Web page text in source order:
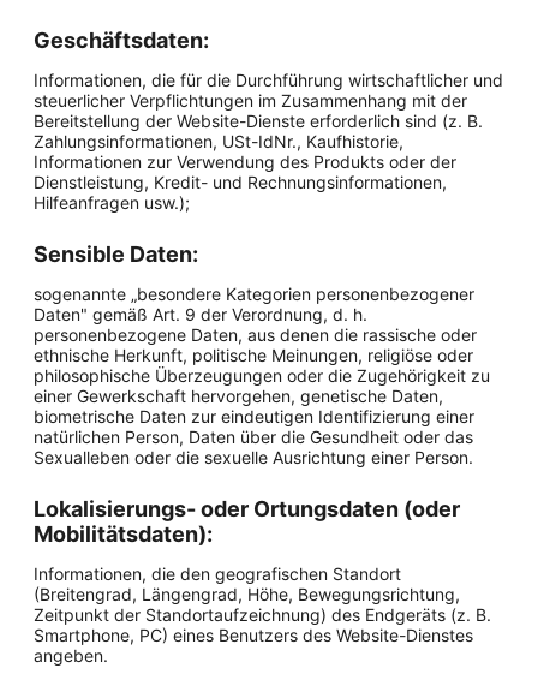
Geschäftsdaten:
Informationen, die für die Durchführung wirtschaftlicher und
steuerlicher Verpflichtungen im Zusammenhang mit der
Bereitstellung der Website-Dienste erforderlich sind (z. B.
Zahlungsinformationen, USt-IdNr., Kaufhistorie,
Informationen zur Verwendung des Produkts oder der
Dienstleistung, Kredit- und Rechnungsinformationen,
Hilfeanfragen usw.);
Sensible Daten:
sogenannte „besondere Kategorien personenbezogener
Daten" gemäß Art. 9 der Verordnung, d. h.
personenbezogene Daten, aus denen die rassische oder
ethnische Herkunft, politische Meinungen, religiöse oder
philosophische Überzeugungen oder die Zugehörigkeit zu
einer Gewerkschaft hervorgehen, genetische Daten,
biometrische Daten zur eindeutigen Identifizierung einer
natürlichen Person, Daten über die Gesundheit oder das
Sexualleben oder die sexuelle Ausrichtung einer Person.
Lokalisierungs- oder Ortungsdaten (oder
Mobilitätsdaten):
Informationen, die den geografischen Standort
(Breitengrad, Längengrad, Höhe, Bewegungsrichtung,
Zeitpunkt der Standortaufzeichnung) des Endgeräts (z. B.
Smartphone, PC) eines Benutzers des Website-Dienstes
angeben.